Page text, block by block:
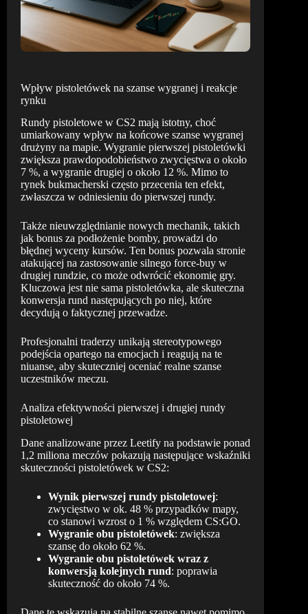
Wpływ pistoletówek na szanse wygranej i reakcje
rynku
Rundy pistoletowe w CS2 mają istotny, choć
umiarkowany wpływ na końcowe szanse wygranej
drużyny na mapie. Wygranie pierwszej pistoletówki
zwiększa prawdopodobieństwo zwycięstwa o około
7 %, a wygranie drugiej o około 12 %. Mimo to
rynek bukmacherski często przecenia ten efekt,
zwłaszcza w odniesieniu do pierwszej rundy.
Także nieuwzględnianie nowych mechanik, takich
jak bonus za podłożenie bomby, prowadzi do
błędnej wyceny kursów. Ten bonus pozwala stronie
atakującej na zastosowanie silnego force-buy w
drugiej rundzie, co może odwrócić ekonomię gry.
Kluczowa jest nie sama pistoletówka, ale skuteczna
konwersja rund następujących po niej, które
decydują o faktycznej przewadze.
Profesjonalni traderzy unikają stereotypowego
podejścia opartego na emocjach i reagują na te
niuanse, aby skuteczniej oceniać realne szanse
uczestników meczu.
Analiza efektywności pierwszej i drugiej rundy
pistoletowej
Dane analizowane przez Leetify na podstawie ponad
1,2 miliona meczów pokazują następujące wskaźniki
skuteczności pistoletówek w CS2:
Wynik pierwszej rundy pistoletowej:
zwycięstwo w ok. 48 % przypadków mapy,
co stanowi wzrost o 1 % względem CS:GO.
Wygranie obu pistoletówek: zwiększa
szansę do około 62 %.
Wygranie obu pistoletówek wraz z
konwersją kolejnych rund: poprawia
skuteczność do około 74 %.